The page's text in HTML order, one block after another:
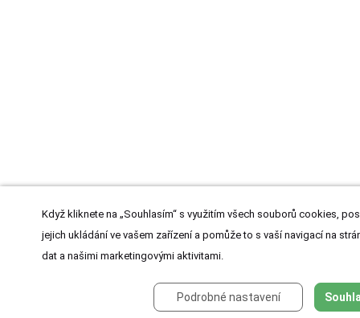
Když kliknete na „Souhlasím“ s využitím všech souborů cookies,
jejich ukládání ve vašem zařízení a pomůže to s vaší navigací na
dat a našimi marketingovými aktivitami.
Podrobné nastavení